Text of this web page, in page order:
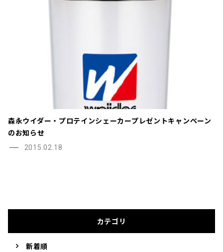
森永ウイダー・プロテインシェーカープレゼントキャンペーン
のお知らせ
2015.02.18
カテゴリ
新着順